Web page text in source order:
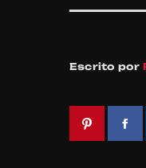
Escrito por